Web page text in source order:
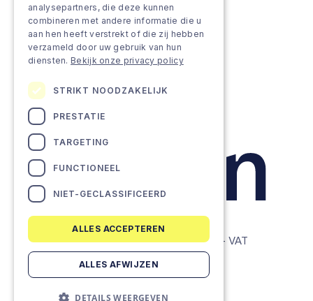
Projects
Team as a service
© Lemon Companies - All rights reserved. - VAT
BE0634604286
Privacy Policy
analysepartners, die deze kunnen
combineren met andere informatie die u
aan hen heeft verstrekt of die zij hebben
verzameld door uw gebruik van hun
diensten. Bekijk onze privacy policy
STRIKT NOODZAKELIJK
PRESTATIE
TARGETING
FUNCTIONEEL
NIET-GECLASSIFICEERD
ALLES ACCEPTEREN
ALLES AFWIJZEN
DETAILS WEERGEVEN